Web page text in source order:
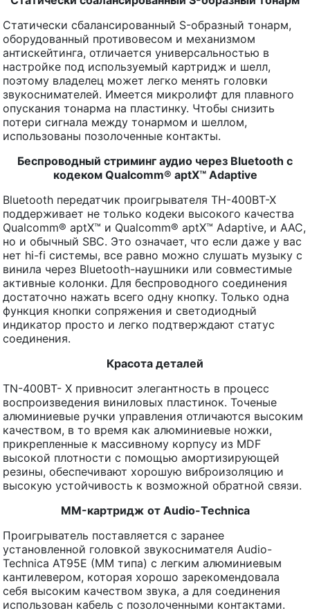
Статически сбалансированный S-образный тонарм,
оборудованный противовесом и механизмом
антискейтинга, отличается универсальностью в
настройке под используемый картридж и шелл,
поэтому владелец может легко менять головки
звукоснимателей. Имеется микролифт для плавного
опускания тонарма на пластинку. Чтобы снизить
потери сигнала между тонармом и шеллом,
использованы позолоченные контакты.
Беспроводный стриминг аудио через Bluetooth с
кодеком Qualcomm® aptX™ Adaptive
Bluetooth передатчик проигрывателя ТН-400BT-X
поддерживает не только кодеки высокого качества
Qualcomm® aptX™ и Qualcomm® aptX™ Adaptive, и AAC,
но и обычный SBC. Это означает, что если даже у вас
нет hi-fi системы, все равно можно слушать музыку с
винила через Bluetooth-наушники или совместимые
активные колонки. Для беспроводного соединения
достаточно нажать всего одну кнопку. Только одна
функция кнопки сопряжения и светодиодный
индикатор просто и легко подтверждают статус
соединения.
Красота деталей
TN-400BT- X привносит элегантность в процесс
воспроизведения виниловых пластинок. Точеные
алюминиевые ручки управления отличаются высоким
качеством, в то время как алюминиевые ножки,
прикрепленные к массивному корпусу из MDF
высокой плотности с помощью амортизирующей
резины, обеспечивают хорошую виброизоляцию и
высокую устойчивость к возможной обратной связи.
MM-картридж отAudio-Technica
Проигрыватель поставляется с заранее
установленной головкой звукоснимателя Audio-
Technica AT95E (MM типа) с легким алюминиевым
кантилевером, которая хорошо зарекомендовала
себя высоким качеством звука, а для соединения
использован кабель с позолоченными контактами.